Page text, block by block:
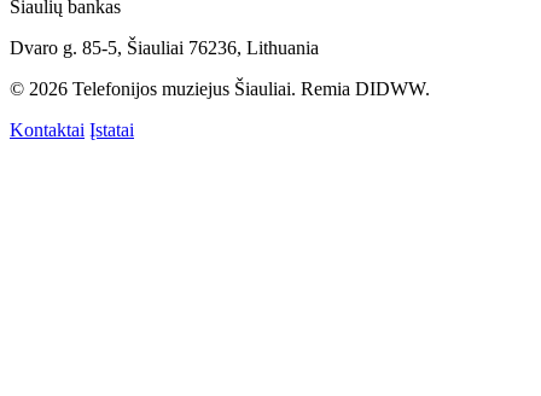
Šiaulių bankas
Dvaro g. 85-5, Šiauliai 76236, Lithuania
© 2026 Telefonijos muziejus Šiauliai. Remia DIDWW.
Kontaktai Įstatai